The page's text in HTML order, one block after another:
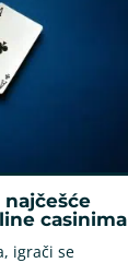
casinima
igrači se